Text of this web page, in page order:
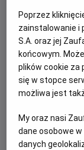
Poprzez
zainstalowanie i
S.A. oraz jej
końcowym.
plików cookie za
się w stopce
możliwa jest
My oraz nasi
dane osobowe
danych